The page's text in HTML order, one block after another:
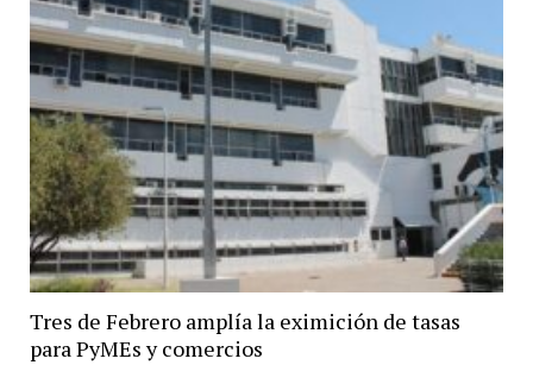
Tres de Febrero amplía la eximición de tasas
para PyMEs y comercios